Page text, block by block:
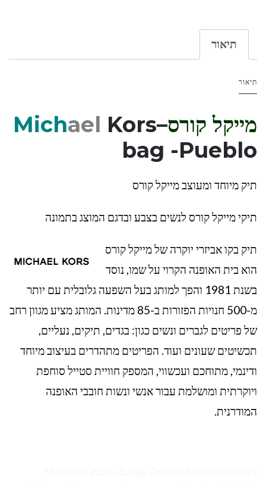
תיאור
תיאור
מייקל קורס–
Michael Kors
bag -Pueblo
תיק מיוחד ומעוצב מייקל קורס
תיקי מייקל קורס לנשים בצבע ובדגם המוצג בתמונה
תיק בקו אביזרי יוקרה של מייקל קורס
הוא בית האופנה הקרוי על שמו, נוסד
בשנת 1981 והפך למותג בעל השפעה גלובלית עם יותר
מ-500 חנויות הפזורות ב-85 מדינות. המותג מציע מגוון רחב
של פריטים לגברים ונשים כגון: בגדים, תיקים, נעליים,
תכשיטים שעונים ועוד. הפריטים מתהדרים בעיצוב מיוחד
ודינמי, מתוחכם ועכשווי, המספק חוויית סטייל סוחפת
ויוקרתית ומושלמת עבור אנשי ונשות חובבי האופנה
המודרנית.